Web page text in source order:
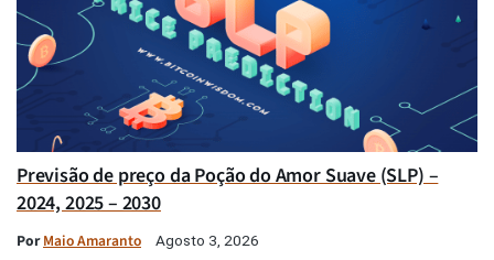
Previsão de preço da Poção do Amor Suave (SLP) –
2024, 2025 – 2030
PorMaio Amaranto Agosto 3, 2026